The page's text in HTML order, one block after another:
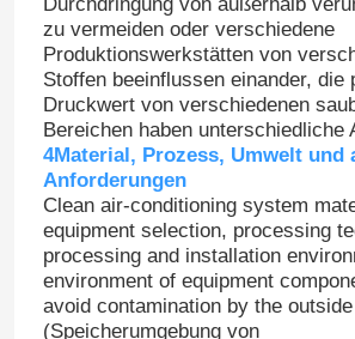
zu vermeiden oder verschiedene
Produktionswerkstätten von
Stoffen beeinflussen einander, die
Druckwert von verschiedenen
Bereichen haben unterschiedliche
4Material, Prozess, Umwelt und
Anforderungen
Clean air-conditioning system
equipment selection, processing
processing and installation
environment of equipment
avoid contamination by the
(Speicherumgebung von